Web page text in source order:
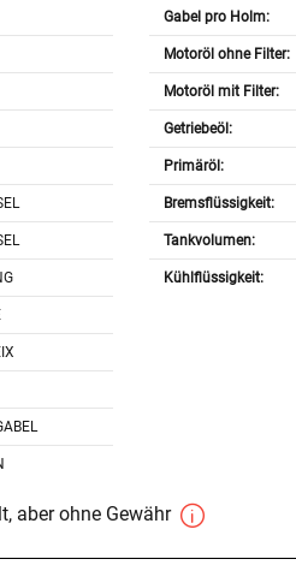
Gabel pro Holm:
Motoröl ohne Filter:
Motoröl mit Filter:
Getriebeöl:
Primäröl:
Bremsflüssigkeit:
Tankvolumen:
Kühlflüssigkeit:
aber ohne Gewähr